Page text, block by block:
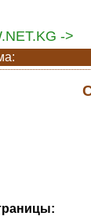
->